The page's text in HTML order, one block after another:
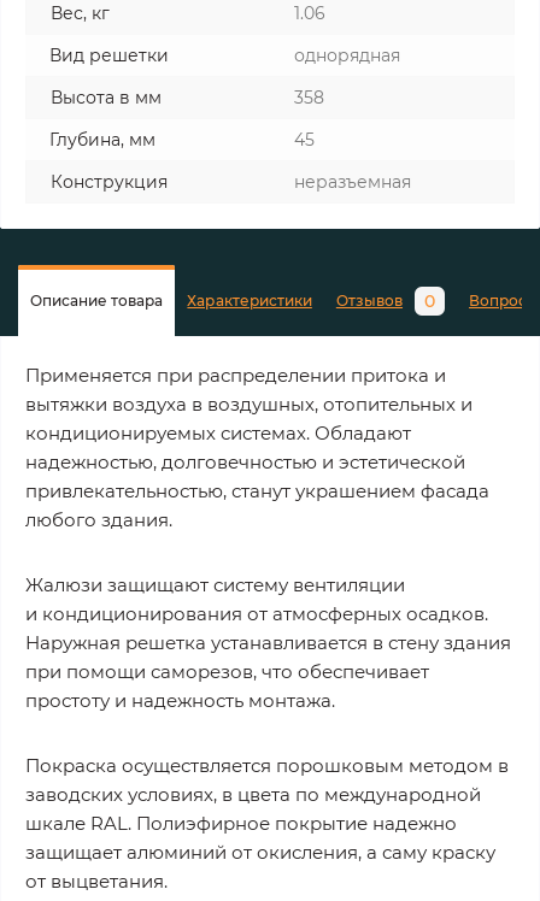
Вес, кг
1.06
Вид решетки
однорядная
Высота в мм
358
Глубина, мм
45
Конструкция
неразъемная
Описание товара Характеристики Отзывов 0 Вопросы
Применяется при распределении притока и
вытяжки воздуха в воздушных, отопительных и
кондиционируемых системах. Обладают
надежностью, долговечностью и эстетической
привлекательностью, станут украшением фасада
любого здания.
Жалюзи защищают систему вентиляции
и кондиционирования от атмосферных осадков.
Наружная решетка устанавливается в стену здания
при помощи саморезов, что обеспечивает
простоту и надежность монтажа.
Покраска осуществляется порошковым методом в
заводских условиях, в цвета по международной
шкале RAL. Полиэфирное покрытие надежно
защищает алюминий от окисления, а саму краску
от выцветания.